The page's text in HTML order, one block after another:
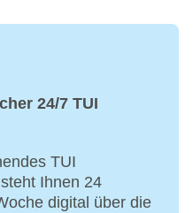
24/7 TUI
TUI
Ihnen 24
digital über die